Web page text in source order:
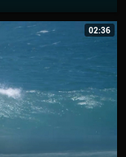
02:36